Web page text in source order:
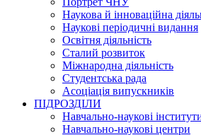
Наукова й інноваційна
Наукові періодичні видання
Освітня діяльність
Сталий розвиток
Міжнародна діяльність
Студентська рада
Асоціація випускників
ПІДРОЗДІЛИ
Навчально-наукові
Навчально-наукові центри